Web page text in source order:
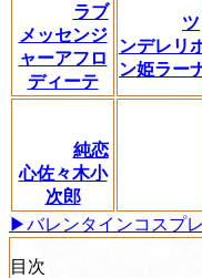
ラブ
メッセンジ
ャーアフロ
ディーテ
ツ
ンデレリ
ン姫ラー
純恋
心佐々木小
次郎
▶バレンタインコスプ
目次